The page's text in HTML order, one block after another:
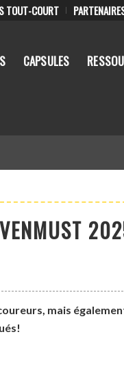
TOUT-COURT
CAPSULES
mais